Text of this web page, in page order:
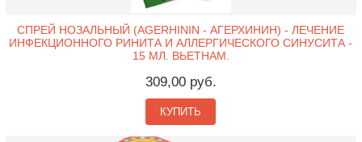
СПРЕЙ НОЗАЛЬНЫЙ (AGERHININ - АГЕРХИНИН) - ЛЕЧЕНИЕ
ИНФЕКЦИОННОГО РИНИТА И АЛЛЕРГИЧЕСКОГО СИНУСИТА -
15 МЛ. ВЬЕТНАМ.
309,00 руб.
КУПИТЬ